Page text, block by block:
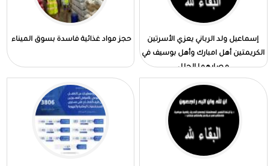
إسماعيل ولد الرباني يعزي الأسرتين
الكريمتين أهل امبارك وأهل بوسيف في
مصابهما الجلل
حجز مواد غذائية فاسدة بسوق الميناء